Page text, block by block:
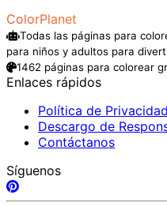
ColorPlanet
Todas las páginas para
para niños y adultos para
1462 páginas para colorear
Enlaces rápidos
Política de Privacidad
Descargo de
Contáctanos
Síguenos